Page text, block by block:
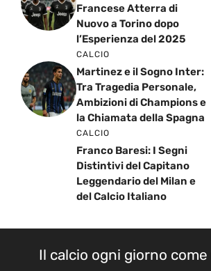
Francese Atterra di
Nuovo a Torino dopo
l’Esperienza del 2025
CALCIO
Martinez e il Sogno Inter:
Tra Tragedia Personale,
Ambizioni di Champions e
la Chiamata della Spagna
CALCIO
Franco Baresi: I Segni
Distintivi del Capitano
Leggendario del Milan e
del Calcio Italiano
Il calcio ogni giorno